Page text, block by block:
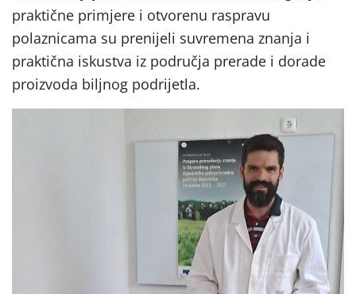
praktične primjere i otvorenu raspravu
polaznicama su prenijeli suvremena znanja i
praktična iskustva iz područja prerade i dorade
proizvoda biljnog podrijetla.